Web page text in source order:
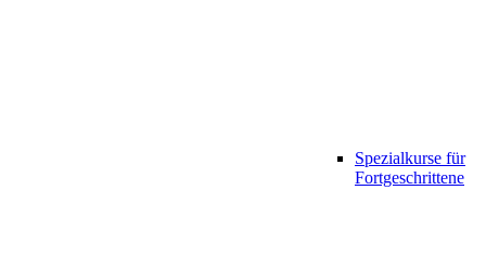
Spezialkurse für
Fortgeschrittene